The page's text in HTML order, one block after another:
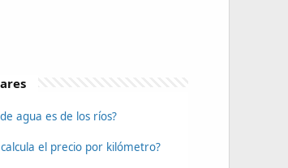
agua es de los ríos?
el precio por kilómetro?